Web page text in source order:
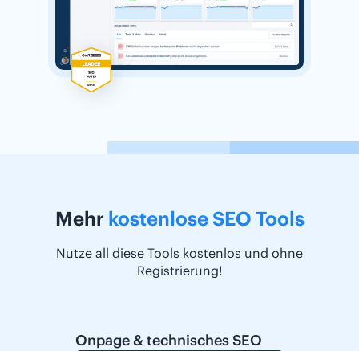
Mehr kostenlose SEO Tools
Nutze all diese Tools kostenlos und ohne
Registrierung!
Onpage & technisches SEO